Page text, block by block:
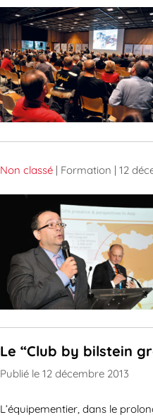
Non classé | Formation | 12
Le “Club by bilstein
Publié le 12 décembre 2013
L’équipementier, dans le